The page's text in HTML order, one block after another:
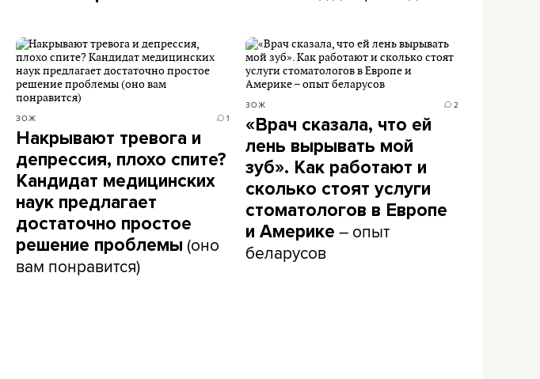
ЗОЖ 1
Накрывают тревога и
депрессия, плохо спите?
Кандидат медицинских
наук предлагает
достаточно простое
решение проблемы (оно
вам понравится)
ЗОЖ 2
«Врач сказала, что ей
лень вырывать мой
зуб». Как работают и
сколько стоят услуги
стоматологов в Европе
и Америке – опыт
беларусов